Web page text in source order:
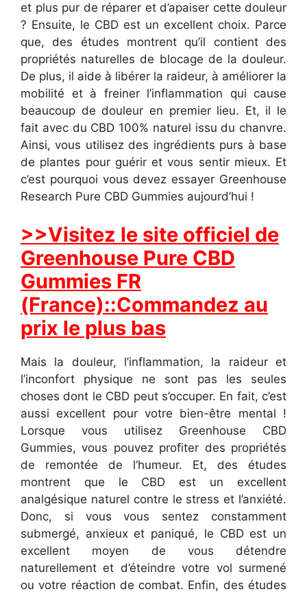
et plus pur de réparer et d’apaiser cette douleur
? Ensuite, le CBD est un excellent choix. Parce
que, des études montrent qu’il contient des
propriétés naturelles de blocage de la douleur.
De plus, il aide à libérer la raideur, à améliorer la
mobilité et à freiner l’inflammation qui cause
beaucoup de douleur en premier lieu. Et, il le
fait avec du CBD 100% naturel issu du chanvre.
Ainsi, vous utilisez des ingrédients purs à base
de plantes pour guérir et vous sentir mieux. Et
c’est pourquoi vous devez essayer Greenhouse
Research Pure CBD Gummies aujourd’hui !
>>Visitez le site officiel de
Greenhouse Pure CBD
Gummies FR
(France)::Commandez au
prix le plus bas
Mais la douleur, l’inflammation, la raideur et
l’inconfort physique ne sont pas les seules
choses dont le CBD peut s’occuper. En fait, c’est
aussi excellent pour votre bien-être mental !
Lorsque vous utilisez Greenhouse CBD
Gummies, vous pouvez profiter des propriétés
de remontée de l’humeur. Et, des études
montrent que le CBD est un excellent
analgésique naturel contre le stress et l’anxiété.
Donc, si vous vous sentez constamment
submergé, anxieux et paniqué, le CBD est un
excellent moyen de vous détendre
naturellement et d’éteindre votre vol surmené
ou votre réaction de combat. Enfin, des études